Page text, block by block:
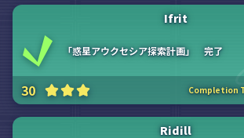
Ifrit
「惑星アウクセシア探索計画」 完了
30 Completion
Ridill